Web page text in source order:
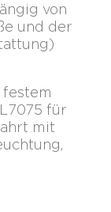
von
und der
festem
für
mit